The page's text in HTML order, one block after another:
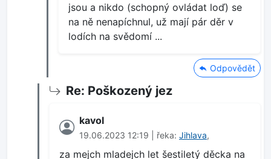
jsou a nikdo (schopný ovládat loď) se
na ně nenapíchnul, už mají pár děr v
lodích na svědomí ...
Odpovědět
Re: Poškozený jez
kavol
19.06.2023 12:19 | řeka: Jihlava,
za mejch mladejch let šestiletý děcka na